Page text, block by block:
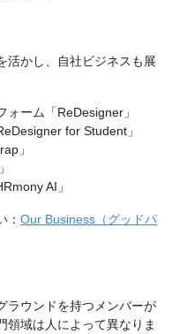
活かし、自社ビジネスも展
ーム「ReDesigner」
for Student」
」
AI」
： Our Business（グッドパ
ラウンドを持つメンバーが
領域は人によって異なりま